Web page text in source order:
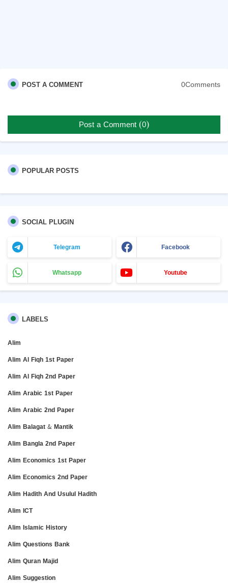
POST A COMMENT 0Comments
Post a Comment (0)
POPULAR POSTS
SOCIAL PLUGIN
Telegram Facebook
Whatsapp Youtube
LABELS
Alim
Alim Al Fiqh 1st Paper
Alim Al Fiqh 2nd Paper
Alim Arabic 1st Paper
Alim Arabic 2nd Paper
Alim Balagat & Mantik
Alim Bangla 2nd Paper
Alim Economics 1st Paper
Alim Economics 2nd Paper
Alim Hadith And Usulul Hadith
Alim ICT
Alim Islamic History
Alim Questions Bank
Alim Quran Majid
Alim Suggestion